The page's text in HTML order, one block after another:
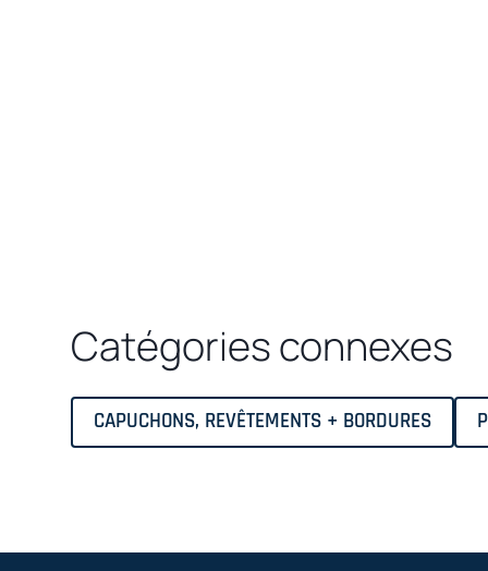
Catégories connexes
CAPUCHONS, REVÊTEMENTS + BORDURES